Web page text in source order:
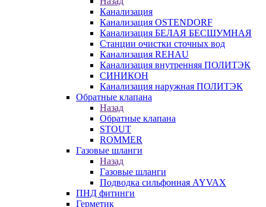
Канализация
Канализация OSTENDORF
Канализация БЕЛАЯ БЕСШУМНАЯ
Станции очистки сточных вод
Канализация REHAU
Канализация внутренняя ПОЛИТЭК
СИНИКОН
Канализация наружная ПОЛИТЭК
Обратные клапана
Назад
Обратные клапана
STOUT
ROMMER
Газовые шланги
Назад
Газовые шланги
Подводка сильфонная AYVAX
ПНД фитинги
Герметик